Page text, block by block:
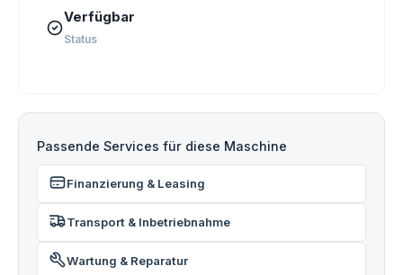
Verfügbar
Status
Passende Services für diese Maschine
Finanzierung & Leasing
Transport & Inbetriebnahme
Wartung & Reparatur